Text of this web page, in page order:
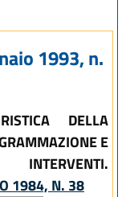
1993, n.
DELLA
E
1984, N. 38